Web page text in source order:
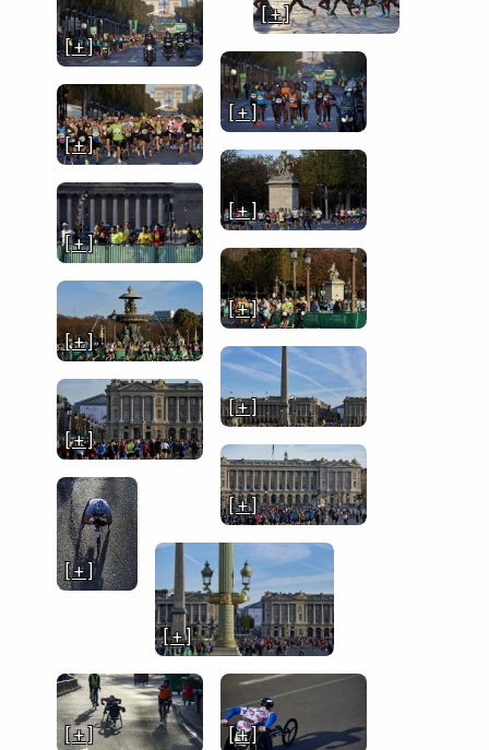
[ + ]
[ + ]
[ + ]
[ + ]
[ + ]
[ + ]
[ + ]
[ + ]
[ + ]
[ + ]
[ + ]
[ + ]
[ + ]
[ + ] [ + ]